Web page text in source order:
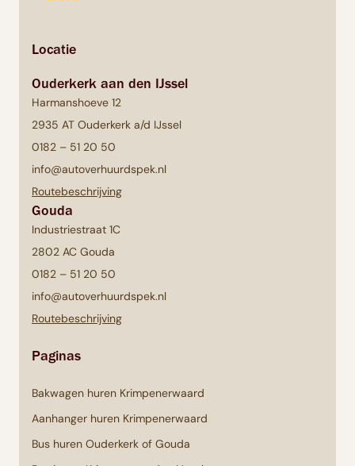
Locatie
Ouderkerk aan den IJssel
Harmanshoeve 12
2935 AT Ouderkerk a/d IJssel
0182 – 51 20 50
info@autoverhuurdspek.nl
Routebeschrijving
Gouda
Industriestraat 1C
2802 AC Gouda
0182 – 51 20 50
info@autoverhuurdspek.nl
Routebeschrijving
Paginas
Bakwagen huren Krimpenerwaard
Aanhanger huren Krimpenerwaard
Bus huren Ouderkerk of Gouda